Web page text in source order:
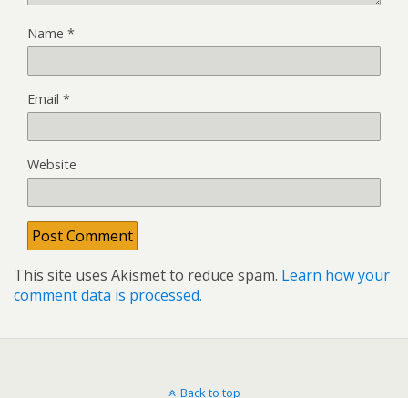
Name *
Email *
Website
This site uses Akismet to reduce spam. Learn how your
comment data is processed.
Back to top